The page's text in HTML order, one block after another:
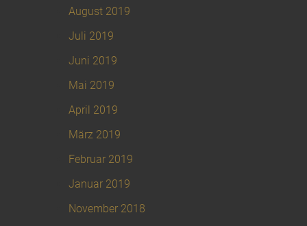
August 2019
Juli 2019
Juni 2019
Mai 2019
April 2019
März 2019
Februar 2019
Januar 2019
November 2018